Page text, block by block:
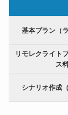
基本プラン（
リモレクライト
ス料
シナリオ作成